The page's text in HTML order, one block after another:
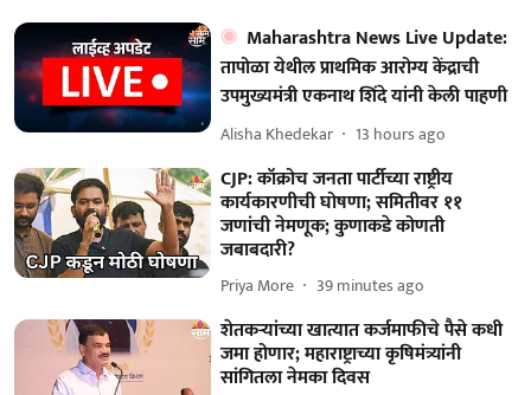
Maharashtra News Live Update:
तापोळा येथील प्राथमिक आरोग्य केंद्राची
उपमुख्यमंत्री एकनाथ शिंदे यांनी केली पाहणी
Alisha Khedekar 13 hours ago
CJP: कॉक्रोच जनता पार्टीच्या राष्ट्रीय
कार्यकारणीची घोषणा; समितीवर ११
जणांची नेमणूक; कुणाकडे कोणती
जबाबदारी?
Priya More 39 minutes ago
शेतकऱ्यांच्या खात्यात कर्जमाफीचे पैसे कधी
जमा होणार; महाराष्ट्राच्या कृषिमंत्र्यांनी
सांगितला नेमका दिवस